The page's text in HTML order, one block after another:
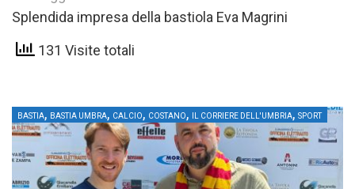
Splendida impresa della bastiola Eva Magrini
131 Visite totali
BASTIA, BASTIA UMBRA, CALCIO, COSTANO, IL CORRIERE DELL'UMBRIA, SPORT